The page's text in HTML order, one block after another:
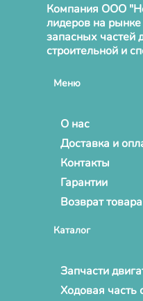
Компания ООО
лидеров на
запасных частей
строительной и
Меню
О нас
Доставка и
Контакты
Гарантии
Возврат товара
Каталог
Запчасти
Ходовая часть